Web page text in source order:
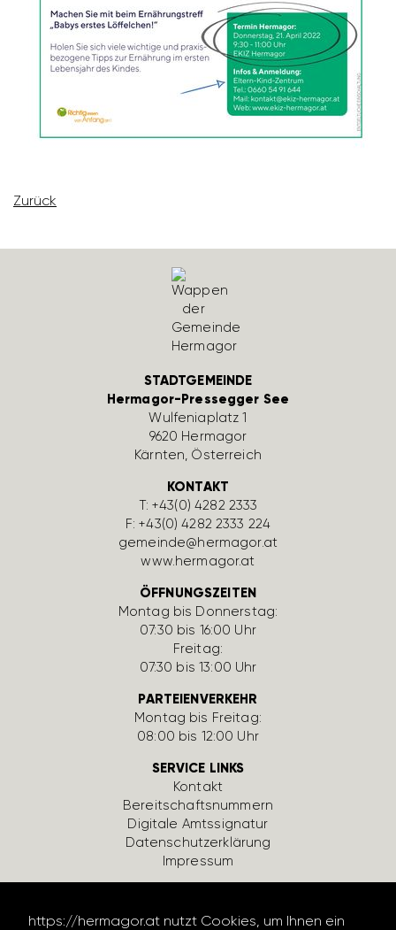
https://​hermagor.at nutzt Cookies, um Ihnen ein
Zurück
STADTGEMEINDE
Hermagor-Pressegger See
Wulfe­nia­platz 1
9620 Hermagor
Kärnten, Öster­reich
KONTAKT
T:+43(0) 4282 2333
F: +43(0) 4282 2333 224
gemeinde@hermagor.at
www.hermagor.at
ÖFFNUNGSZEITEN
Montag bis Donnerstag:
07:30 bis 16:00 Uhr
Freitag:
07:30 bis 13:00 Uhr
PARTEIENVERKEHR
Montag bis Freitag:
08:00 bis 12:00 Uhr
SERVICE LINKS
Kontakt
Bereit­schafts­num­mern
Digi­tale Amts­si­gnatur
Daten­schutz­er­klä­rung
Impressum